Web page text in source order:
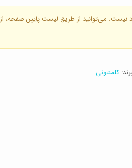
نیست. می‌توانید از طریق لیست پایین صفحه، از
برند:کلمنتونی